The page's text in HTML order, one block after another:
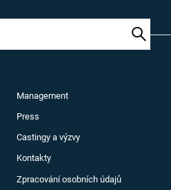
Management
Press
Castingy a výzvy
Kontakty
Zpracování osobních údajů